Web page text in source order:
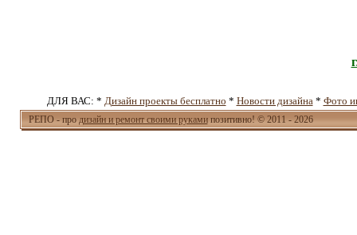
ДЛЯ ВАС: * Дизайн проекты бесплатно * Новости дизайна * Фото
РЕПО - про дизайн и ремонт своими рукамипозитивно! © 2011 - 2026